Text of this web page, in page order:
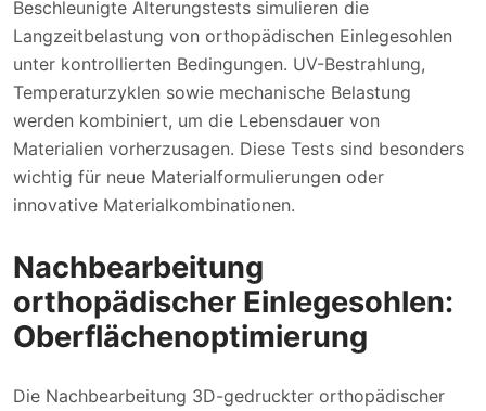
Beschleunigte Alterungstests simulieren die
Langzeitbelastung von orthopädischen Einlegesohlen
unter kontrollierten Bedingungen. UV-Bestrahlung,
Temperaturzyklen sowie mechanische Belastung
werden kombiniert, um die Lebensdauer von
Materialien vorherzusagen. Diese Tests sind besonders
wichtig für neue Materialformulierungen oder
innovative Materialkombinationen.
Nachbearbeitung
orthopädischer Einlegesohlen:
Oberflächenoptimierung
Die Nachbearbeitung 3D-gedruckter orthopädischer